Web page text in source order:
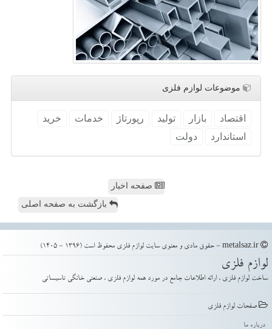
موضوعات لوازم فلزی
اقتصاد بازار تولید رپورتاژ خدمات
خرید
استاندارد
دولت
صفحه اخبار
بازگشت به صفحه اصلی
لوازم فلزی
ساخت لوازم فلزی ، ارائه اطلاعات جامع در مورد همه لوازم فلزی ، صنعتی خانگی تاسیساتی
صفحات لوازم فلزی
درباره ما